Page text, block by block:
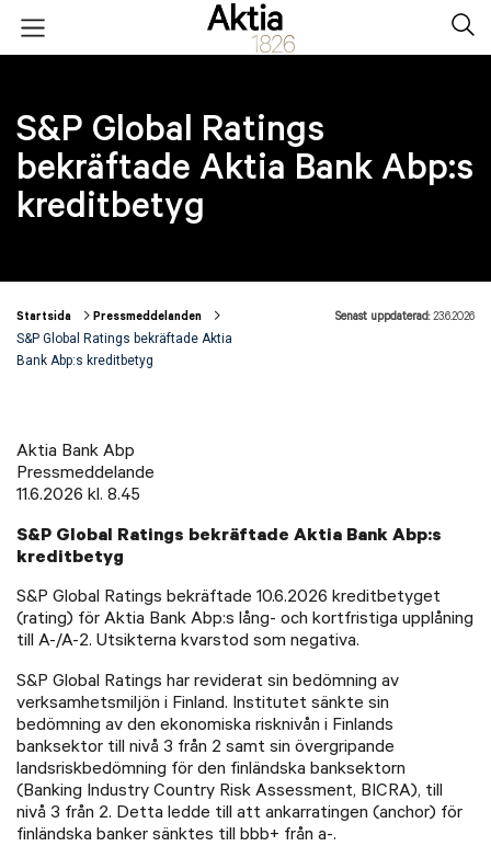
Open menu
S&P Global Ratings
bekräftade Aktia Bank Abp:s
kreditbetyg
Länkstigar
Startsida Pressmeddelanden
S&P Global Ratings bekräftade Aktia
Bank Abp:s kreditbetyg
Senast uppdaterad:23.6.2026
Aktia Bank Abp
Pressmeddelande
11.6.2026 kl. 8.45
S&P Global Ratings bekräftade Aktia Bank Abp:s
kreditbetyg
S&P Global Ratings bekräftade 10.6.2026 kreditbetyget
(rating) för Aktia Bank Abp:s lång- och kortfristiga upplåning
till A-/A-2. Utsikterna kvarstod som negativa.
S&P Global Ratings har reviderat sin bedömning av
verksamhetsmiljön i Finland. Institutet sänkte sin
bedömning av den ekonomiska risknivån i Finlands
banksektor till nivå 3 från 2 samt sin övergripande
landsriskbedömning för den finländska banksektorn
(Banking Industry Country Risk Assessment, BICRA), till
nivå 3 från 2. Detta ledde till att ankarratingen (anchor) för
finländska banker sänktes till bbb+ från a-.